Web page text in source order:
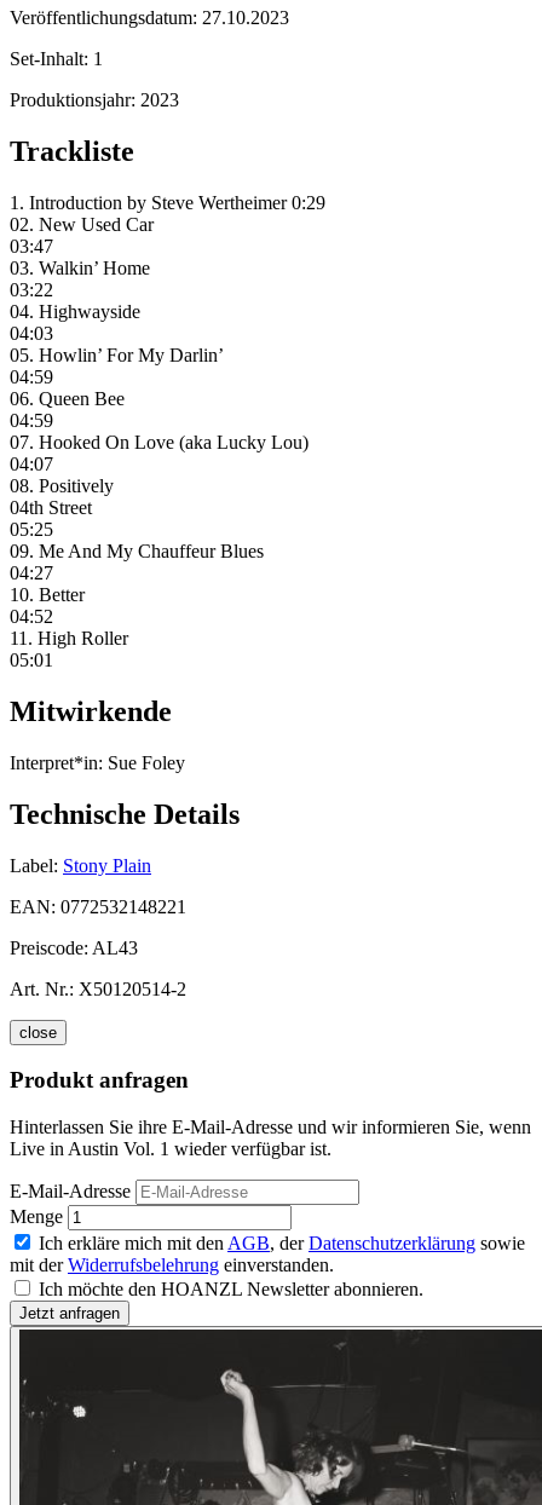
Veröffentlichungsdatum: 27.10.2023
Set-Inhalt: 1
Produktionsjahr: 2023
Trackliste
1. Introduction by Steve Wertheimer 0:29
02. New Used Car
03:47
03. Walkin’ Home
03:22
04. Highwayside
04:03
05. Howlin’ For My Darlin’
04:59
06. Queen Bee
04:59
07. Hooked On Love (aka Lucky Lou)
04:07
08. Positively
04th Street
05:25
09. Me And My Chauffeur Blues
04:27
10. Better
04:52
11. High Roller
05:01
Mitwirkende
Interpret*in: Sue Foley
Technische Details
Label: Stony Plain
EAN: 0772532148221
Preiscode: AL43
Art. Nr.: X50120514-2
close
Produkt anfragen
Hinterlassen Sie ihre E-Mail-Adresse und wir informieren Sie, wenn
Live in Austin Vol. 1 wieder verfügbar ist.
E-Mail-Adresse
Menge
Ich erkläre mich mit den AGB, derDatenschutzerklärung sowie
mit derWiderrufsbelehrung einverstanden.
Ich möchte den HOANZL Newsletter abonnieren.